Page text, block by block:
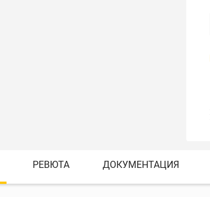
РЕВЮТА ДОКУМЕНТАЦИЯ